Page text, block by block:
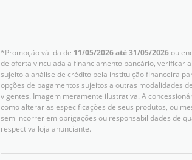
*Promoção válida de 11/05/2026 até 31/05/2026ou
de oferta vinculada a financiamento bancário, verificar
sujeito a análise de crédito pela instituição financeira
opções de pagamentos sujeitos a outras modalidades
vigentes. Imagem meramente ilustrativa. A
como alterar as especificações de seus produtos, ou
sem incorrer em obrigações ou responsabilidades de
respectiva loja anunciante.